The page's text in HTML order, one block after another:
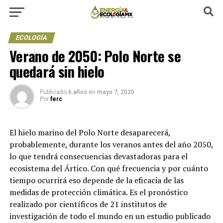
ECOLOGÍA
Verano de 2050: Polo Norte se
quedará sin hielo
Publicado 6 años en mayo 7, 2020
Por ferc
El hielo marino del Polo Norte desaparecerá,
probablemente, durante los veranos antes del año 2050,
lo que tendrá consecuencias devastadoras para el
ecosistema del Ártico. Con qué frecuencia y por cuánto
tiempo ocurrirá eso depende de la eficacia de las
medidas de protección climática. Es el pronóstico
realizado por científicos de 21 institutos de
investigación de todo el mundo en un estudio publicado